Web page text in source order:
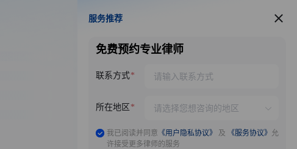
服务推荐
服务推荐
免费预约专业律师
联系方式
所在地区
我已阅读并同意 《用户隐私协议》 及 《服务协议》 允
许接受更多律师的服务